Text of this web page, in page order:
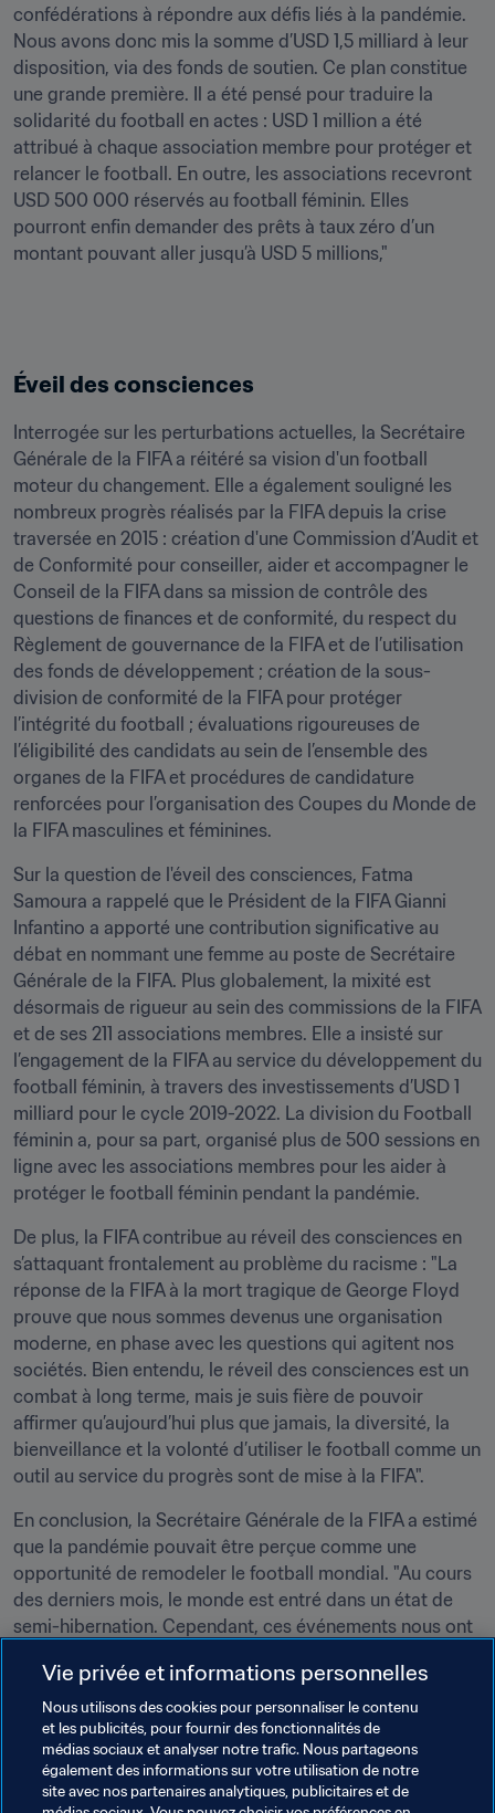
confédérations à répondre aux défis liés à la pandémie.
Nous avons donc mis la somme d’USD 1,5 milliard à leur
disposition, via des fonds de soutien. Ce plan constitue
une grande première. Il a été pensé pour traduire la
solidarité du football en actes : USD 1 million a été
attribué à chaque association membre pour protéger et
relancer le football. En outre, les associations recevront
USD 500 000 réservés au football féminin. Elles
pourront enfin demander des prêts à taux zéro d’un
montant pouvant aller jusqu’à USD 5 millions,"
Éveil des consciences
Interrogée sur les perturbations actuelles, la Secrétaire
Générale de la FIFA a réitéré sa vision d'un football
moteur du changement. Elle a également souligné les
nombreux progrès réalisés par la FIFA depuis la crise
traversée en 2015 : création d'une Commission d’Audit et
de Conformité pour conseiller, aider et accompagner le
Conseil de la FIFA dans sa mission de contrôle des
questions de finances et de conformité, du respect du
Règlement de gouvernance de la FIFA et de l’utilisation
des fonds de développement ; création de la sous-
division de conformité de la FIFA pour protéger
l’intégrité du football ; évaluations rigoureuses de
l’éligibilité des candidats au sein de l’ensemble des
organes de la FIFA et procédures de candidature
renforcées pour l’organisation des Coupes du Monde de
la FIFA masculines et féminines.
Sur la question de l'éveil des consciences, Fatma
Samoura a rappelé que le Président de la FIFA Gianni
Infantino a apporté une contribution significative au
débat en nommant une femme au poste de Secrétaire
Générale de la FIFA. Plus globalement, la mixité est
désormais de rigueur au sein des commissions de la FIFA
et de ses 211 associations membres. Elle a insisté sur
l’engagement de la FIFA au service du développement du
football féminin, à travers des investissements d’USD 1
milliard pour le cycle 2019-2022. La division du Football
féminin a, pour sa part, organisé plus de 500 sessions en
ligne avec les associations membres pour les aider à
protéger le football féminin pendant la pandémie.
De plus, la FIFA contribue au réveil des consciences en
s’attaquant frontalement au problème du racisme : "La
réponse de la FIFA à la mort tragique de George Floyd
prouve que nous sommes devenus une organisation
moderne, en phase avec les questions qui agitent nos
sociétés. Bien entendu, le réveil des consciences est un
combat à long terme, mais je suis fière de pouvoir
affirmer qu’aujourd’hui plus que jamais, la diversité, la
bienveillance et la volonté d’utiliser le football comme un
outil au service du progrès sont de mise à la FIFA".
En conclusion, la Secrétaire Générale de la FIFA a estimé
que la pandémie pouvait être perçue comme une
opportunité de remodeler le football mondial. "Au cours
des derniers mois, le monde est entré dans un état de
semi-hibernation. Cependant, ces événements nous ont
compte vraiment et de réfléchir à la façon dont nous
voulons changer le monde du football, pour le rendre
plus résistant aux pandémies comme celle que nous
vivons actuellement, mais aussi pour qu'il continue
d'apporter de la joie dans nos vies."
Vie privée et informations personnelles
Nous utilisons des cookies pour personnaliser le contenu
et les publicités, pour fournir des fonctionnalités de
médias sociaux et analyser notre trafic. Nous partageons
également des informations sur votre utilisation de notre
site avec nos partenaires analytiques, publicitaires et de